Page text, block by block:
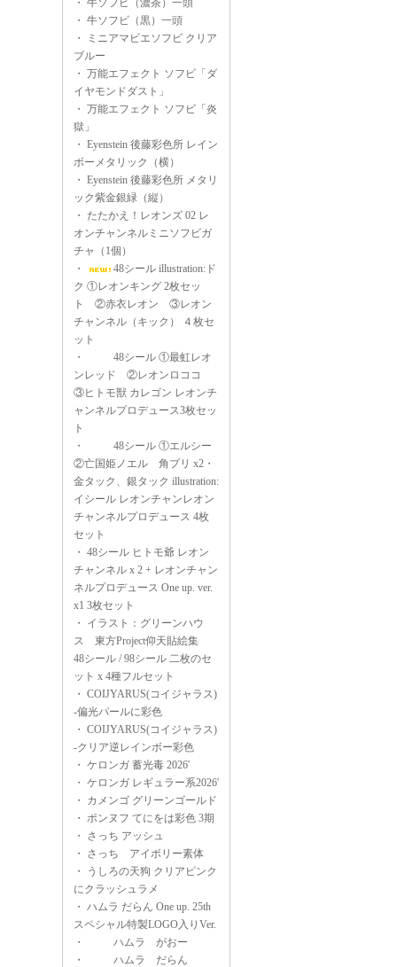
・ 牛ソフビ（濃茶）一頭
・ 牛ソフビ（黒）一頭
・
ミニアマビエソフビ クリア
ブルー
・ 万能エフェクト ソフビ「ダ
イヤモンドダスト」
・ 万能エフェクト ソフビ「炎
獄」
・ Eyenstein 後藤彩色所 レイン
ボーメタリック（横）
・ Eyenstein 後藤彩色所 メタリ
ック紫金銀緑（縦）
・ たたかえ！レオンズ 02 レ
オンチャンネルミニソフビガ
チャ（1個）
・
48シール illustration:ド
ク ①レオンキング 2枚セッ
ト ②赤衣レオン ③レオン
チャンネル（キック） ４枚セ
ット
・
48シール ①最虹レオ
ンレッド ②レオンロココ
③ヒトモ獣 カレゴン レオンチ
ャンネルプロデュース3枚セッ
ト
・
48シール ①エルシー
②亡国姫ノエル 角プリ x2・
金タック、銀タック illustration:
イシール レオンチャンレオン
チャンネルプロデュース 4枚
セット
・ 48シール ヒトモ爺 レオン
チャンネル x 2 + レオンチャン
ネルプロデュース One up. ver.
x1 3枚セット
・ イラスト：グリーンハウ
ス 東方Project仰天貼絵集
48シール / 98シール 二枚のセ
ット x 4種フルセット
・ COIJYARUS(コイジャラス)
-偏光パールに彩色
・ COIJYARUS(コイジャラス)
-クリア逆レインボー彩色
・ ケロンガ 蓄光毒 2026'
・ ケロンガ レギュラー系2026'
・ カメンゴ グリーンゴールド
・ ポンヌフ てにをは彩色 3期
・ さっち アッシュ
・ さっち アイボリー素体
・
うしろの天狗 クリアピンク
にクラッシュラメ
・ ハムラ だらん One up. 25th
スペシャル特製LOGO入りVer.
・
ハムラ がおー
・
ハムラ だらん